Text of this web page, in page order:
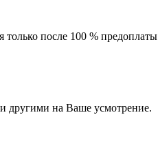
после 100 % предоплаты
на Ваше усмотрение.